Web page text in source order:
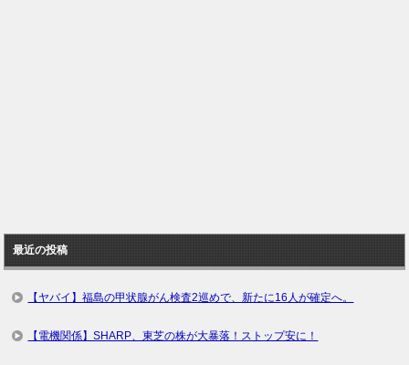
最近の投稿
【ヤバイ】福島の甲状腺がん検査2巡めで、新たに16人が確定へ。
【電機関係】SHARP、東芝の株が大暴落！ストップ安に！